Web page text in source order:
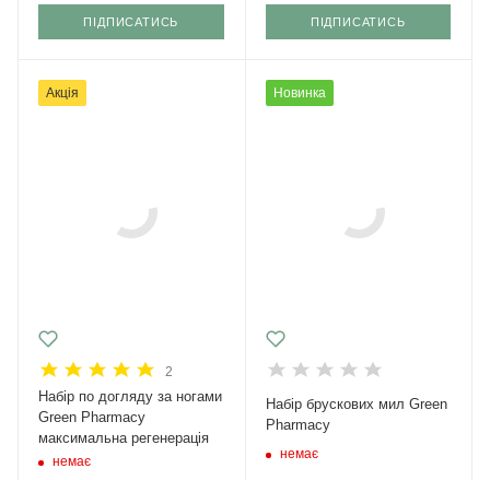
ПІДПИСАТИСЬ ПІДПИСАТИСЬ
Акція
2
Набір по догляду за ногами
Green Pharmacy
максимальна регенерація
немає
Новинка
Набір брускових мил Green
Pharmacy
немає